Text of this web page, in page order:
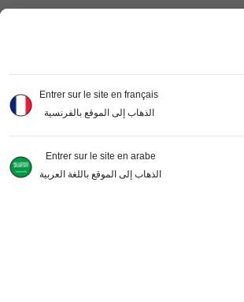
Entrer sur le site en français
الذهاب إلى الموقع بالفرنسية
Entrer sur le site en arabe
الذهاب إلى الموقع باللغة العربية